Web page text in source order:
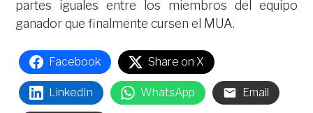
partes iguales entre los miembros del equipo
ganador que finalmente cursen el MUA.
Facebook Share on X
LinkedIn WhatsApp Email